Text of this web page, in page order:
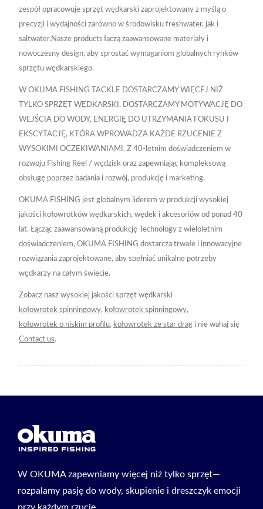
zespół opracowuje sprzęt wędkarski zaprojektowany z myślą o
precyzji i wydajności zarówno w środowisku freshwater, jak i
saltwater.Nasze products łączą zaawansowane materiały i
nowoczesny design, aby sprostać wymaganiom globalnych rynków
sprzętu wędkarskiego.
W OKUMA FISHING TACKLE DOSTARCZAMY WIĘCEJ NIŻ
TYLKO SPRZĘT WĘDKARSKI. DOSTARCZAMY MOTYWACJĘ DO
WEJŚCIA DO WODY, ENERGIĘ DO UTRZYMANIA FOKUSU I
EKSCYTACJĘ, KTÓRA WPROWADZA KAŻDE RZUCENIE Z
WYSOKIMI OCZEKIWANIAMI. Z 40-letnim doświadczeniem w
rozwoju Fishing Reel / wędzisk oraz zapewniając kompleksową
obsługę poprzez badania i rozwój, produkcję i marketing.
OKUMA FISHING jest globalnym liderem w produkcji wysokiej
jakości kołowrotków wędkarskich, wędek i akcesoriów od ponad 40
lat. Łącząc zaawansowaną produkcję Technology z wieloletnim
doświadczeniem, OKUMA FISHING dostarcza trwałe i innowacyjne
rozwiązania zaprojektowane, aby spełniać unikalne potrzeby
wędkarzy na całym świecie.
Zobacz nasz wysokiej jakości sprzęt wędkarski
kołowrotek spinningowy, kołowrotek spinningowy,
kołowrotek o niskim profilu, kołowrotek ze star drag i nie wahaj się
Contact us.
W OKUMA zapewniamy więcej niż tylko sprzęt—
rozpalamy pasję do wody, skupienie i dreszczyk emocji